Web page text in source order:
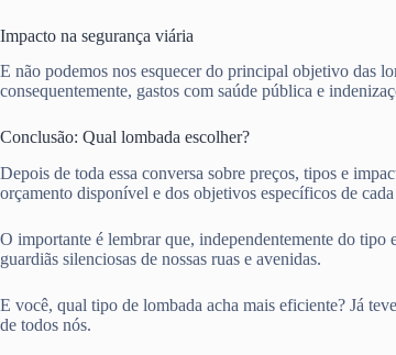
Impacto na segurança viária
E não podemos nos esquecer do principal objetivo das
consequentemente, gastos com saúde pública e
Conclusão: Qual lombada escolher?
Depois de toda essa conversa sobre preços, tipos e
orçamento disponível e dos objetivos específicos de
O importante é lembrar que, independentemente do tipo
guardiãs silenciosas de nossas ruas e avenidas.
E você, qual tipo de lombada acha mais eficiente? Já
de todos nós.